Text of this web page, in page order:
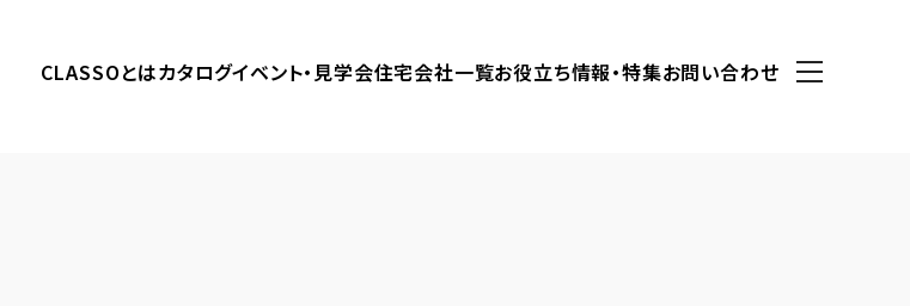
CLASSOとはカタログイベント・見学会住宅会社一覧お役立ち情報・特集お問い合わせ